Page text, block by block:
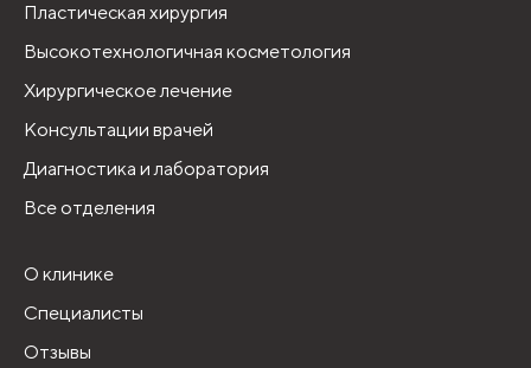
Пластическая хирургия
Высокотехнологичная косметология
Хирургическое лечение
Консультации врачей
Диагностика и лаборатория
Все отделения
О клинике
Специалисты
Отзывы